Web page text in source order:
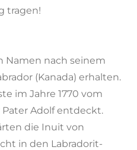
tragen!
Namen nach seinem
(Kanada) erhalten.
im Jahre 1770 vom
Adolf entdeckt.
die Inuit von
in den Labradorit-